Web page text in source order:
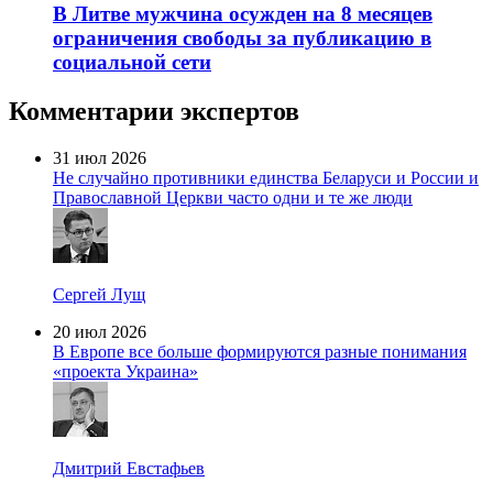
В Литве мужчина осужден на 8 месяцев
ограничения свободы за публикацию в
социальной сети
Комментарии экспертов
31 июл 2026
Не случайно противники единства Беларуси и России и
Православной Церкви часто одни и те же люди
Сергей Лущ
20 июл 2026
В Европе все больше формируются разные понимания
«проекта Украина»
Дмитрий Евстафьев